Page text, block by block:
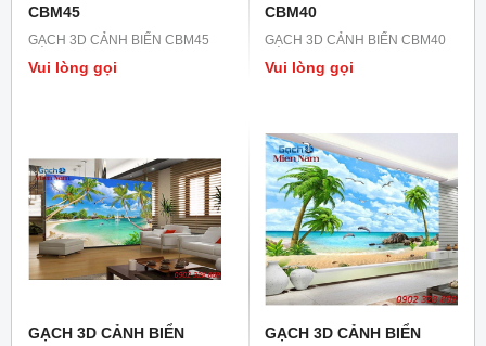
CBM45
GẠCH 3D CẢNH BIỂN CBM45
Vui lòng gọi
CBM40
GẠCH 3D CẢNH BIỂN CBM40
Vui lòng gọi
GẠCH 3D CẢNH BIỂN
GẠCH 3D CẢNH BIỂN